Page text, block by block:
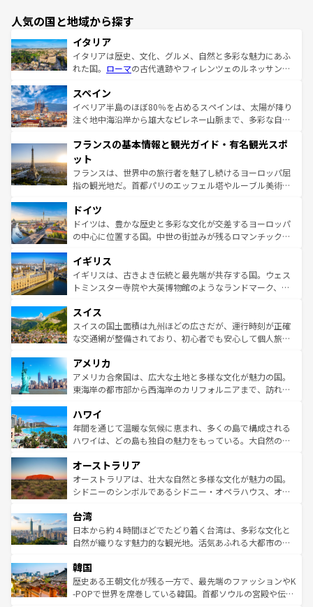
人気の国と地域から探す
イタリア
イタリアは歴史、文化、グルメ、自然と多彩な魅力にあふ
れた国。 ローマの古代遺跡やフィレンツェのルネッサンス
ろん、トスカーナの美しい田園風景やアマルフィ海岸の絶
景など、自然景観も見逃せない。観光の合間には、本場の
ピザやパスタなど、絶品のイタリア料理を堪能することも
ませてくれるイタリアで、忘れられない旅をしてみよう！
なお、新着のイタリア情報は
しい。
スペイン
イベリア半島のほぼ80％を占めるスペインは、太陽が降り
注ぐ地中海沿岸から雄大なピレネー山脈まで、多彩な自然
文化が根付くこの国では、情熱的なフラメンコ、熱気あふ
れる闘牛、そして美味しいタパスが生活の一部となってい
る。首都マドリードの洗練された雰囲気や、バルセロナの
アートに溢れた街角から、地方では古代ローマ遺跡や中世
せる。地方によって風土や気候が異なるスペインはその個
性で訪れる人を魅了する。 なお、新着のスペイン情報は コ
ンテンツ一覧を参照してほしい。
フランスの基本情報と観光ガイド・有名観光スポ
ット
フランスは、世界中の旅行者を魅了し続けるヨーロッパ屈
指の観光地だ。首都パリのエッフェル塔やルーブル美術館
で、幅広い魅力が詰まっている。華麗な宮殿、歴史的な大
聖堂、美しいビーチ、そして豊かな自然が、訪れる者を心
から魅了する。また、フランスは美食の国としても知ら
いる。シャンパンの発祥地であるランス、プロヴァンスの
香り高いラベンダー畑など、多彩な楽しみ方が可能だ。さ
らに、パリ以外の地域にも魅力が溢れており、どの街角に
れる地方に足を運ぶとそれぞれで全く異なる文化を体験で
きるだろう。 なお、新着のフランス情報はコンテンツ一覧
を参照してほしい。
ドイツ
ドイツは、豊かな歴史と多彩な文化が交差するヨーロッパ
の中心に位置する国。中世の街並みが残るロマンチック街
顔を持つこの国は、どこを歩いても飽きることがない。ベ
ルリンの文化的活気、バイエルン州のアルプスの絶景、そ
してライン川沿いのワイン畑といった風景は必見。ビール
は、お酒好きな人にはぜひ体験してほしい。 なお、新着の
ドイツ情報はコンテンツ一覧を参照してほしい。
イギリス
イギリスは、古きよき伝統と最先端が共存する国。ウェス
トミンスター寺院や大英博物館のようなランドマーク、歴
リアごとに異なる魅力がある。また、優雅なアフタヌーン
ティー、ビール好きにはたまらない英国パブ、サッカー観
戦など、本場だからこそできる体験も豊富。イギリスを旅
ンツ一覧を参照してほしい。
スイス
スイスの国土面積は九州ほどの広さだが、運行時刻が正確
な交通網が整備されており、初心者でも安心して個人旅行
の建物がそのまま残る町や、スイスならではのユニークな
博物館もあり、アルプス観光だけでなく町歩きも満喫する
ことができる。国民の所得が高いため物価も高いが、旅行
ば市内交通費無料で観光を楽しむこともできる。 なお、新
着のスイス情報はコンテンツ一覧 を参照してほしい。
アメリカ
アメリカ合衆国は、広大な土地と多様な文化が魅力の国。
東海岸の都市部から西海岸のカリフォルニアまで、訪れる
のような巨大都市は、観光、ショッピング、エンターテイ
ンメントが詰まった刺激的なスポットだ。一方、アメリカ
西部には大自然が広がり、グランドキャニオンやイエロー
部のニューオーリンズでは、音楽と美食が融合した独特の
文化が魅力。旅行者はアメリカの各地域で異なる魅力を楽
しみながら、その多様性と豊かな歴史を感じることができ
ならではの贅沢な旅のスタイルだ。 なお、新着のアメリカ
情報はコンテンツ一覧を参照してほしい。
ハワイ
年間を通じて温暖な気候に恵まれ、多くの島で構成される
ハワイは、どの島も独自の魅力をもっている。大自然の神
ワイ島は見逃せない。また、定番の観光地といえばオアフ
島だが、静かな自然を求めるならマウイ島やカウアイ島が
おすすめ。エメラルドグリーンに輝く海をはじめ、豊かな
れるおもてなしの心で訪れる人々を迎えてくれるハワイの
人々、おいしいローカルフードやハワイアンミュージッ
ク、伝統的なフラダンスなど、すべてがハワイの魅力を彩
ワイを、存分に味わってほしい。 なお、新着のハワイ情報
はコンテンツ一覧を参照してほしい。
オーストラリア
オーストラリアは、壮大な自然と多様な文化が魅力の国。
シドニーのシンボルであるシドニー・オペラハウス、オー
リアリーフや大陸中央部にそびえるウルル（エアーズロッ
ク）、タスマニアの美しい原生林やケアンズの熱帯雨林な
ど、見どころがたくさん。また、カフェやワイン、オージ
いる。アクティビティも充実しており、サーフィンやダイ
ビング、ハイキングなど、アウトドア好きにはたまらな
い。オーストラリアの多彩な魅力を存分に味わいつくそ
台湾
日本から約４時間ほどでたどり着く台湾は、多彩な文化と
自然が織りなす魅力的な観光地。活気あふれる大都市の台
ン）、静ひつな山岳地帯である台湾東部など、都市の喧騒
と山間の静けさが共存しており、訪れる人に新しい発見と
驚きをもたらしてくれる。また、奥深い台湾の食文化も魅
韓国
歴史ある王朝文化が残る一方で、最先端のファッションやK
-POPで世界を席巻している韓国。首都ソウルの宮殿や伝統